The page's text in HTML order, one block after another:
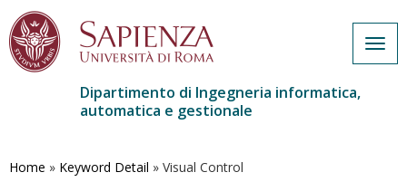
contenuto
Dipartimento di Ingegneria informatica,
automatica e gestionale
Home » Keyword Detail » Visual Control